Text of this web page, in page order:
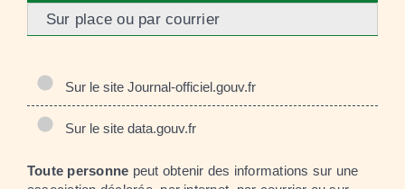
Sur place ou par courrier
Sur le site Journal-officiel.gouv.fr
Sur le site data.gouv.fr
Toute personne peut obtenir des informations sur une